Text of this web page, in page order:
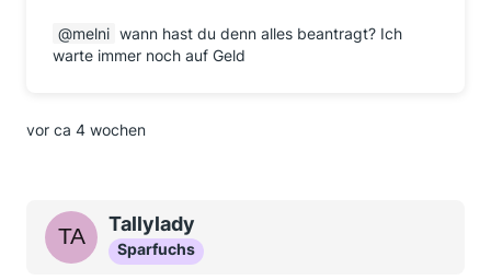
melni wann hast du denn alles beantragt? Ich
warte immer noch auf Geld
vor ca 4 wochen
Tallylady
Sparfuchs